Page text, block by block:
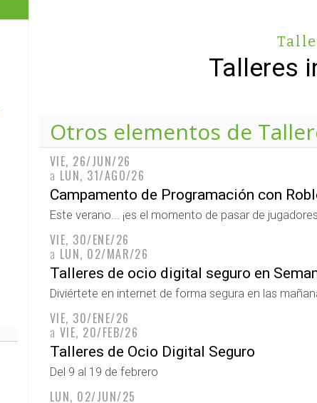
Talleres
Otros elementos de
VIE, 26/JUN/26
a LUN, 31/AGO/26
Campamento de Programación con
Este verano... ¡es el momento de pasar de
VIE, 30/ENE/26
a LUN, 02/MAR/26
Talleres de ocio digital seguro en
Diviértete en internet de forma segura en las
VIE, 30/ENE/26
a VIE, 20/FEB/26
Talleres de Ocio Digital Seguro
Del 9 al 19 de febrero
LUN, 02/JUN/25